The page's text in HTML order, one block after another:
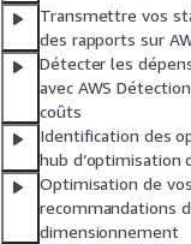
Transmettre vos
des rapports sur
Détecter les
avec AWS
coûts
Identification des
hub d’optimisation
Optimisation de
recommandations
dimensionnement